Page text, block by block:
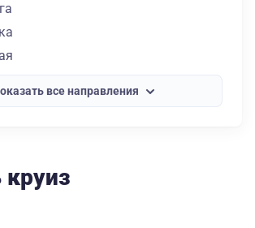
все направления